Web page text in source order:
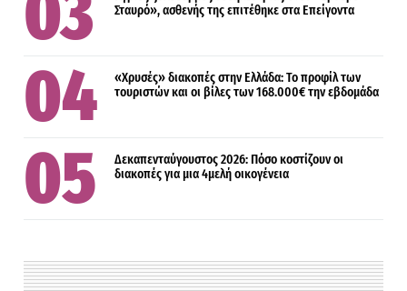
Σταυρό», ασθενής της επιτέθηκε στα Επείγοντα
«Χρυσές» διακοπές στην Ελλάδα: Το προφίλ των
τουριστών και οι βίλες των 168.000€ την εβδομάδα
Δεκαπενταύγουστος 2026: Πόσο κοστίζουν οι
διακοπές για μια 4μελή οικογένεια